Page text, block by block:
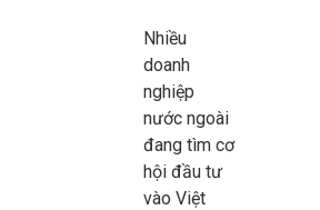
Nhiều
doanh
nghiệp
nước ngoài
đang tìm cơ
hội đầu tư
vào Việt